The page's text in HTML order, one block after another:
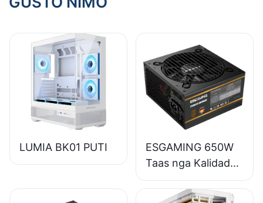
LUMIA BK01 PUTI
ESGAMING 650W
Taas nga Kalidad
85% nga Epektibo
nga Full-Module